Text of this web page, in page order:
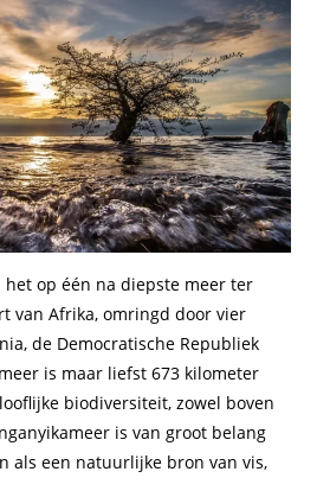
het op één na diepste meer ter
van Afrika, omringd door vier
de Democratische Republiek
is maar liefst 673 kilometer
biodiversiteit, zowel boven
is van groot belang
als een natuurlijke bron van vis,